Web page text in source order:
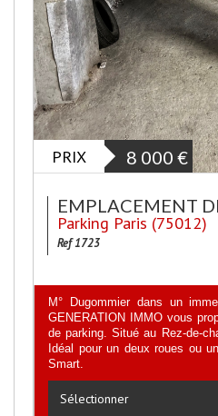
PRIX 8 000 €
EMPLACEMENT
Parking Paris (75012)
Ref 1723
M° Dugommier dans un
GENERATION IMMO vous
de parking. Situé au Rez-de-
Idéal pour un deux roues ou
Smart.
Sélectionner